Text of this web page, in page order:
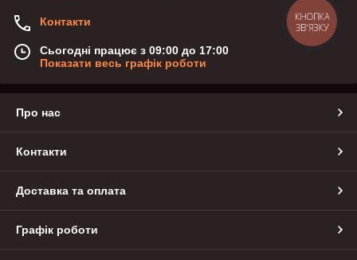
Контакти
Сьогодні працює з 09:00 до 17:00
Показати весь графік роботи
Про нас
Контакти
Доставка та оплата
Графік роботи
КНОПКА
ЗВ'ЯЗКУ